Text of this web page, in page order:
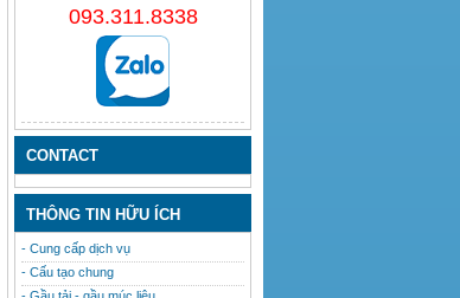
093.311.8338
CONTACT
THÔNG TIN HỮU ÍCH
- Cung cấp dịch vụ
- Cấu tạo chung